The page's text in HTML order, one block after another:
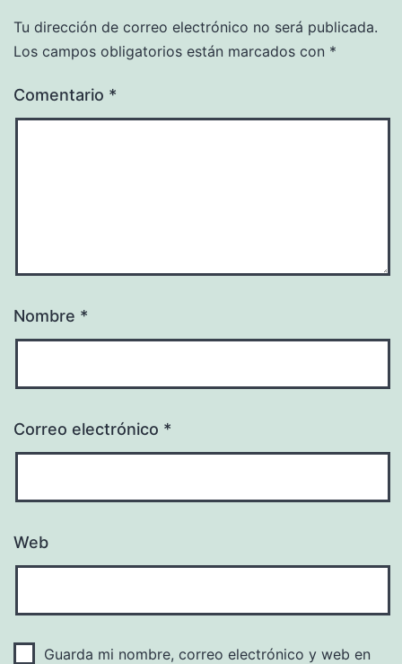
Tu dirección de correo electrónico no será publicada.
Los campos obligatorios están marcados con *
Comentario *
Nombre *
Correo electrónico *
Web
Guarda mi nombre, correo electrónico y web en